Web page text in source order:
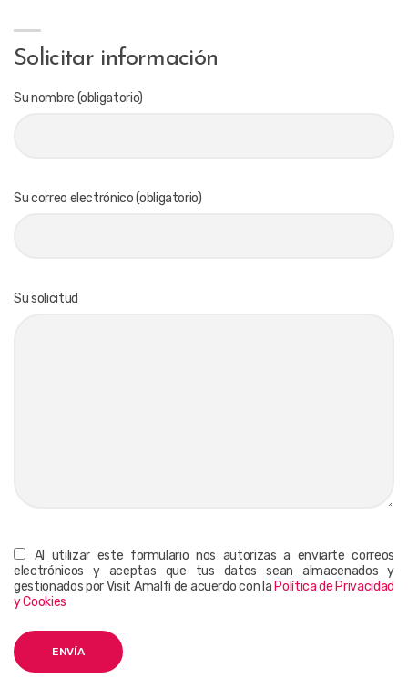
Solicitar información
Su nombre (obligatorio)
Su correo electrónico (obligatorio)
Su solicitud
Al utilizar este formulario nos autorizas a enviarte correos
electrónicos y aceptas que tus datos sean almacenados y
gestionados por Visit Amalfi de acuerdo con la Política de Privacidad
y Cookies